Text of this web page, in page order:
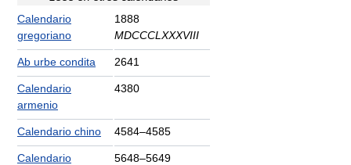
Calendario
gregoriano
1888
MDCCCLXXXVIII
Ab urbe condita 2641
Calendario
armenio
4380
Calendario chino 4584–4585
Calendario
5648–5649